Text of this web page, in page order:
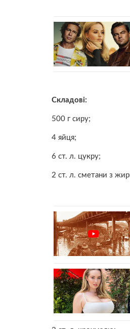
Складові:
500 г сиру;
4 яйця;
6 ст. л. цукру;
2 ст. л. сметани з